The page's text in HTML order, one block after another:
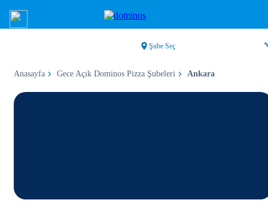
Şube Seç
Anasayfa Gece Açık Dominos Pizza Şubeleri Ankara